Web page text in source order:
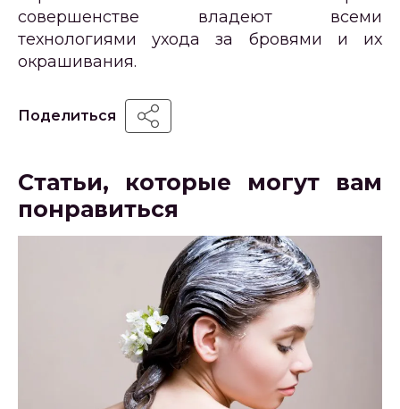
совершенстве владеют всеми
технологиями ухода за бровями и их
окрашивания.
Поделиться
Статьи, которые могут вам
понравиться